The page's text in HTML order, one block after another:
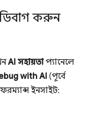
ডিবাগ করুন
AI সহায়তাপ্যানেলে
with AI (পূর্বে
ইনসাইট: